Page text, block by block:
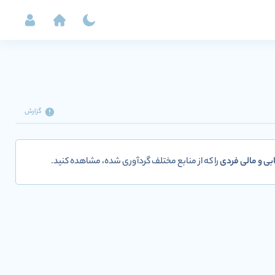
گزارش
و مالی فردیرا که از منابع مختلف گردآوری شده، مشاهده کنید.